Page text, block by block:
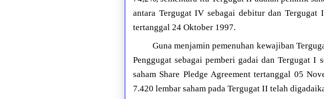
antara Tergugat IV sebagai debitur dan
tertanggal 24 Oktober 1997.
Guna menjamin pemenuhan kewajiban
Penggugat sebagai pemberi gadai dan Tergugat I
saham Share Pledge Agreement tertanggal 05
7.420 lembar saham pada Tergugat II telah